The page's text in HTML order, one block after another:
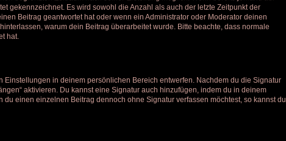
gekennzeichnet. Es wird sowohl die Anzahl als auch der letzte Zeitpunkt der
Beitrag geantwortet hat oder wenn ein Administrator oder Moderator deinen
warum dein Beitrag überarbeitet wurde. Bitte beachte, dass normale
hat.
in deinem persönlichen Bereich entwerfen. Nachdem du die Signatur
aktivieren. Du kannst eine Signatur auch hinzufügen, indem du in deinem
einen einzelnen Beitrag dennoch ohne Signatur verfassen möchtest, so kannst du